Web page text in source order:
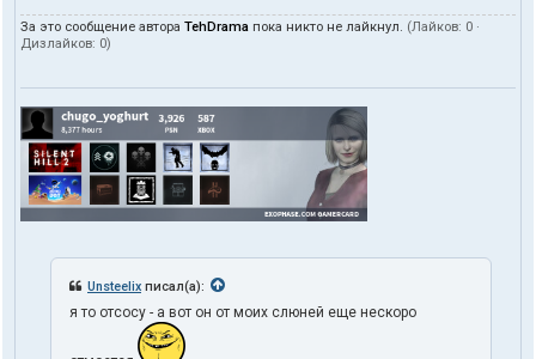
За это сообщение автора TehDrama пока никто не лайкнул. (Лайков: 0 ·
Дизлайков: 0)
Unsteelix писал(а):
я то отсосу - а вот он от моих слюней еще нескоро